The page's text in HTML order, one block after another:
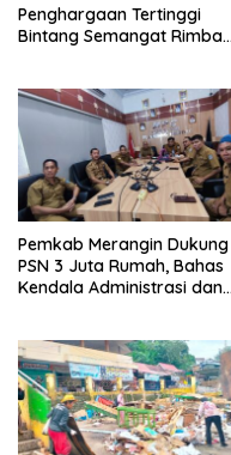
Penghargaan Tertinggi
Bintang Semangat Rimba
Pemkab Merangin Dukung
PSN 3 Juta Rumah, Bahas
Kendala Administrasi dan